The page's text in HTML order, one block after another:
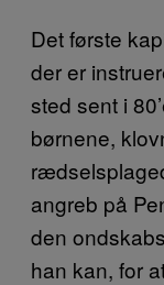
Det første
der er
sted sent i
børnene,
angreb på
den
han kan, for